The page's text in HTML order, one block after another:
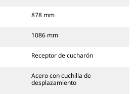
878 mm
1086 mm
Receptor de cucharón
Acero con cuchilla de
desplazamiento